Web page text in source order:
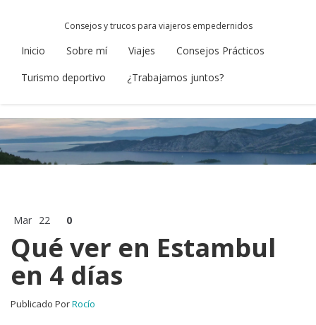
Consejos y trucos para viajeros empedernidos
Inicio Sobre mí Viajes
Consejos Prácticos
Turismo deportivo
¿Trabajamos juntos?
Mar 22 0
Qué ver en Estambul
en 4 días
Publicado PorRocío